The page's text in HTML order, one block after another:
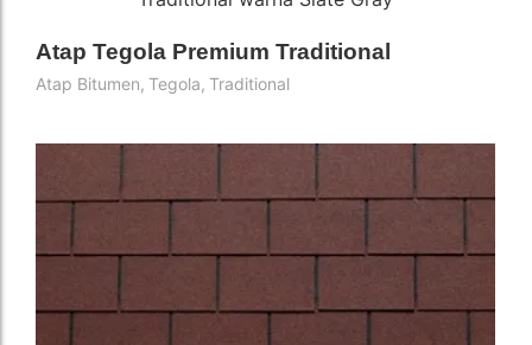
Atap Tegola Premium Traditional
Atap Bitumen, Tegola, Traditional